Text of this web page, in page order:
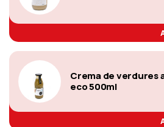
Crema de verdures
eco 500ml